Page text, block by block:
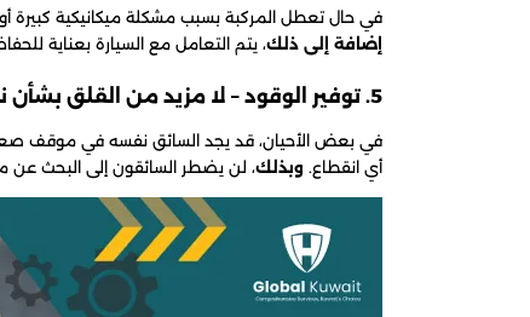
في حال تعطل المركبة بسبب مشكلة ميكانيكية كبيرة
إضافة إلى ذلك، يتم التعامل مع السيارة بعناية
5. توفير الوقود – لا مزيد من القلق بشأن نفاد الوقود
في بعض الأحيان، قد يجد السائق نفسه في موقف صعب
أي انقطاع. وبذلك، لن يضطر السائقون إلى البحث عن